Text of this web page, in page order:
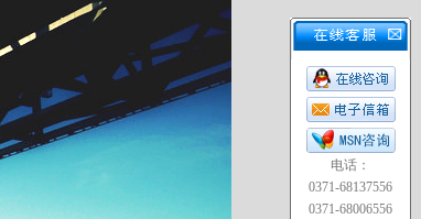
电话：
0371-68137556
0371-68006556